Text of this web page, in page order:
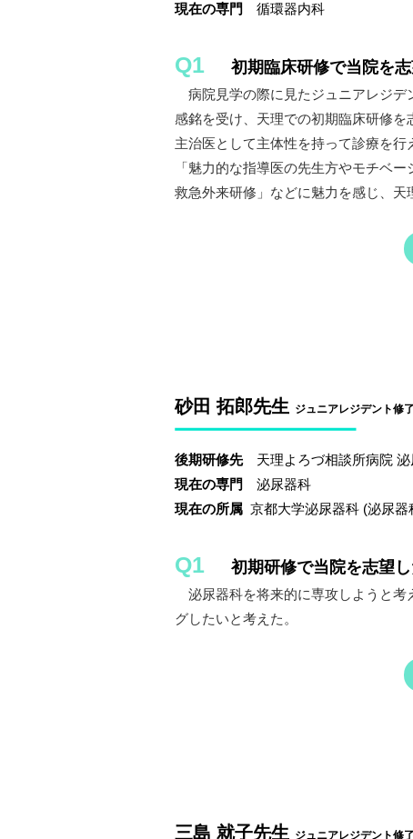
現在の専門
循環器内科
Q1 初期臨床研修で当院を
病院見学の際に見たジュニアレジデ
感銘を受け、天理での初期臨床研修
主治医として主体性を持って診療を
「魅力的な指導医の先生方やモチベ
救急外来研修」などに魅力を感じ、天
砂田 拓郎先生 ジュニアレジデント修
後期研修先天理よろづ相談所病院 泌
現在の専門
泌尿器科
現在の所属 京都大学泌尿器科 (泌尿
Q1 初期研修で当院を志望
泌尿器科を将来的に専攻しようと考
グしたいと考えた。
三島 就子先生 ジュニアレジデント修